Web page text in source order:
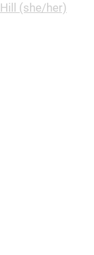
(she/her)